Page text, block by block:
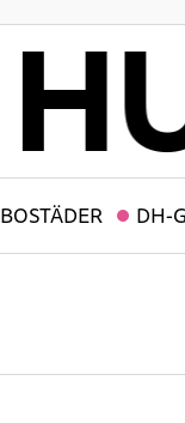
BOSTÄDER DH-